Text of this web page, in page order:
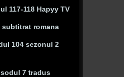
117-118 Hapyy TV
subtitrat romana
104 sezonul 2
7 tradus